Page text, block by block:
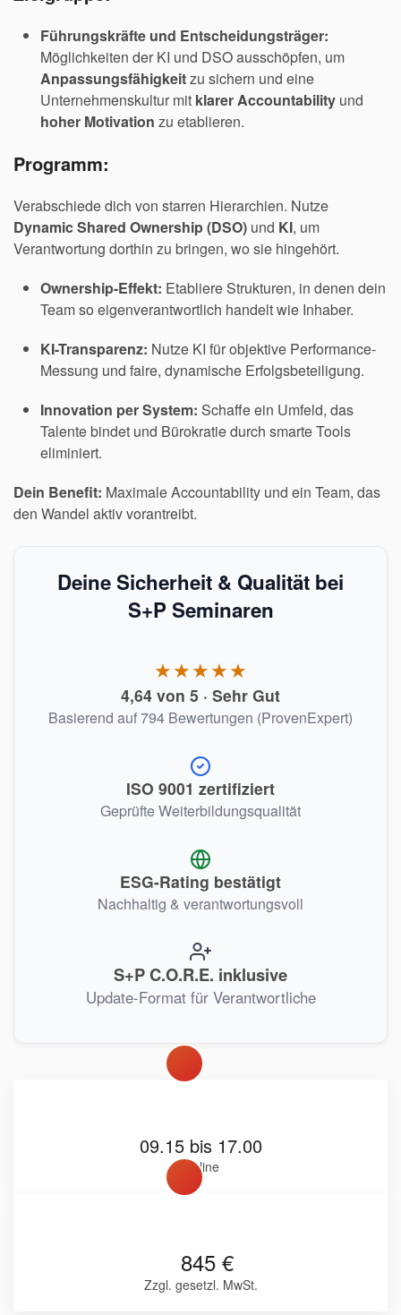
Führungskräfte und Entscheidungsträger:
Möglichkeiten der KI und DSO ausschöpfen, um
Anpassungsfähigkeitzu sichern und eine
Unternehmenskultur mit klarer Accountability und
hoher Motivation zu etablieren.
Programm:
Verabschiede dich von starren Hierarchien. Nutze
Dynamic Shared Ownership (DSO) und KI, um
Verantwortung dorthin zu bringen, wo sie hingehört.
Ownership-Effekt: Etabliere Strukturen, in denen dein
Team so eigenverantwortlich handelt wie Inhaber.
KI-Transparenz: Nutze KI für objektive Performance-
Messung und faire, dynamische Erfolgsbeteiligung.
Innovation per System: Schaffe ein Umfeld, das
Talente bindet und Bürokratie durch smarte Tools
eliminiert.
Dein Benefit: Maximale Accountability und ein Team, das
den Wandel aktiv vorantreibt.
Deine Sicherheit & Qualität bei
S+P Seminaren
★★★★★
4,64 von 5 · Sehr Gut
Basierend auf 794 Bewertungen (ProvenExpert)
ISO 9001 zertifiziert
Geprüfte Weiterbildungsqualität
ESG-Rating bestätigt
Nachhaltig & verantwortungsvoll
S+P C.O.R.E. inklusive
Update-Format für Verantwortliche
09.15 bis 17.00
Online
845 €
Zzgl. gesetzl. MwSt.